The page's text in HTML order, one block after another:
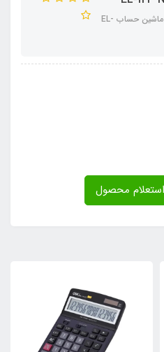
قیمت و خرید آنلاین + مشخصات ماشین حساب EL-